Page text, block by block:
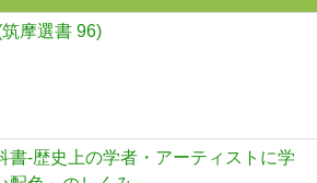
摩選書 96)
書-歴史上の学者・アーティストに学